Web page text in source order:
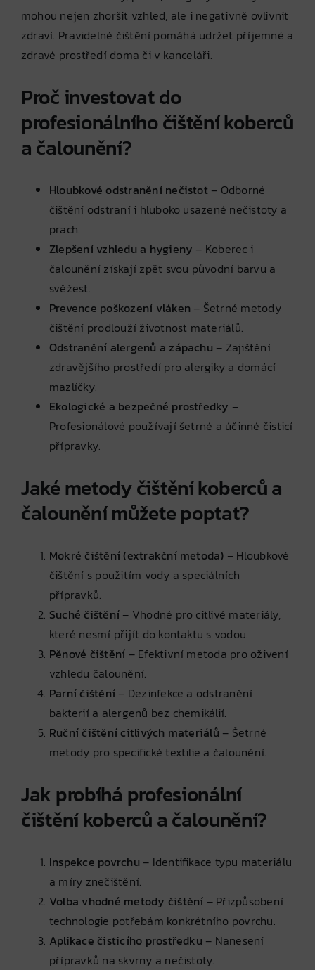
mohou nejen zhoršit vzhled, ale i negativně ovlivnit
zdraví. Pravidelné čištění pomáhá udržet příjemné a
zdravé prostředí doma či v kanceláři.
Proč investovat do
profesionálního čištění koberců
a čalounění?
Hloubkové odstranění nečistot– Odborné
čištění odstraní i hluboko usazené nečistoty a
prach.
Zlepšení vzhledu a hygieny – Koberec i
čalounění získají zpět svou původní barvu a
svěžest.
Prevence poškození vláken – Šetrné metody
čištění prodlouží životnost materiálů.
Odstranění alergenů a zápachu – Zajištění
zdravějšího prostředí pro alergiky a domácí
mazlíčky.
Ekologické a bezpečné prostředky –
Profesionálové používají šetrné a účinné čisticí
přípravky.
Jaké metody čištění koberců a
čalounění můžete poptat?
Mokré čištění (extrakční metoda) – Hloubkové
čištění s použitím vody a speciálních
přípravků.
Suché čištění – Vhodné pro citlivé materiály,
které nesmí přijít do kontaktu s vodou.
Pěnové čištění – Efektivní metoda pro oživení
vzhledu čalounění.
Parní čištění – Dezinfekce a odstranění
bakterií a alergenů bez chemikálií.
Ruční čištění citlivých materiálů – Šetrné
metody pro specifické textilie a čalounění.
Jak probíhá profesionální
čištění koberců a čalounění?
Inspekce povrchu – Identifikace typu materiálu
a míry znečištění.
Volba vhodné metody čištění – Přizpůsobení
technologie potřebám konkrétního povrchu.
Aplikace čisticího prostředku – Nanesení
přípravků na skvrny a nečistoty.